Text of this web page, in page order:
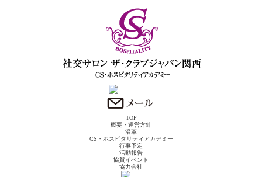
TOP
概要・運営方針
沿革
CS・ホスピタリティアカデミー
行事予定
活動報告
協賛イベント
協力会社